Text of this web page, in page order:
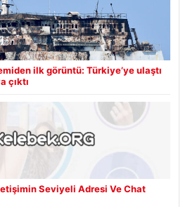
ilk görüntü: Türkiye’ye ulaştı
çıktı
Seviyeli Adresi Ve Chat